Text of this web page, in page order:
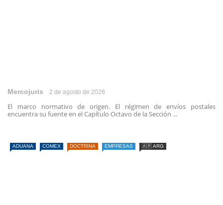
Mercojuris 2 de agosto de 2026
El marco normativo de origen. El régimen de envíos postales
encuentra su fuente en el Capítulo Octavo de la Sección ...
ADUANA COMEX DOCTRINA EMPRESAS 🇦🇷 ARG